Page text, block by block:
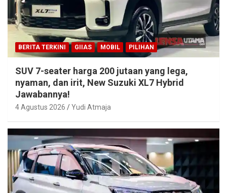
BERITA TERKINI GIIAS MOBIL PILIHAN
SUV 7-seater harga 200 jutaan yang lega,
nyaman, dan irit, New Suzuki XL7 Hybrid
Jawabannya!
4 Agustus 2026 Yudi Atmaja